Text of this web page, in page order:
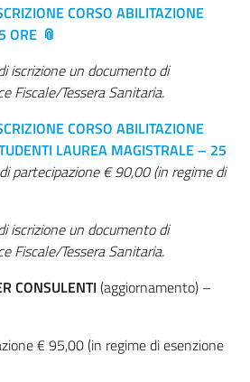
CORSO ABILITAZIONE
ORE
iscrizione un documento di
Fiscale/Tessera Sanitaria.
CORSO ABILITAZIONE
LAUREA MAGISTRALE – 25
partecipazione € 90,00 (in regime di
iscrizione un documento di
Fiscale/Tessera Sanitaria.
CONSULENTI (aggiornamento) –
€ 95,00 (in regime di esenzione